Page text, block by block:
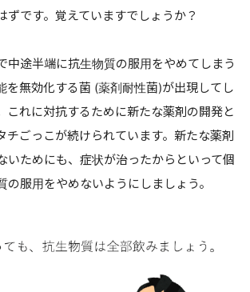
ずです。覚えていますでしょうか？
中途半端に抗生物質の服用をやめてしまう
を無効化する菌 (薬剤耐性菌)が出現してし
これに対抗するために新たな薬剤の開発と
チごっこが続けられています。新たな薬剤
いためにも、症状が治ったからといって個
の服用をやめないようにしましょう。